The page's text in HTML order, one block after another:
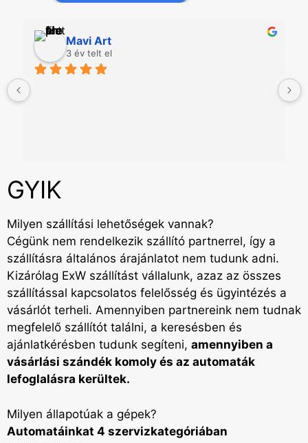
Mavi Art
3 év telt el
GYIK
Milyen szállítási lehetőségek vannak?
Cégünk nem rendelkezik szállító partnerrel, így a
szállításra általános árajánlatot nem tudunk adni.
Kizárólag ExW szállítást vállalunk, azaz az összes
szállítással kapcsolatos felelősség és ügyintézés a
vásárlót terheli. Amennyiben partnereink nem tudnak
megfelelő szállítót találni, a keresésben és
ajánlatkérésben tudunk segíteni, amennyiben a
vásárlási szándék komoly és az automaták
lefoglalásra kerültek.
Milyen állapotúak a gépek?
Automatáinkat 4 szervizkategóriában